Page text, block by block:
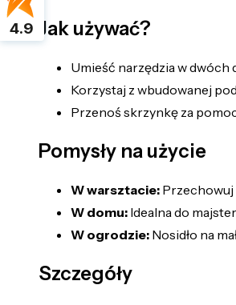
Jak używać?
Umieść narzędzia w dwóch
Korzystaj z wbudowanej
Przenoś skrzynkę za
Pomysły na użycie
W warsztacie: Przechowuj
W domu: Idealna do
W ogrodzie: Nosidło na
Szczegóły
4.9